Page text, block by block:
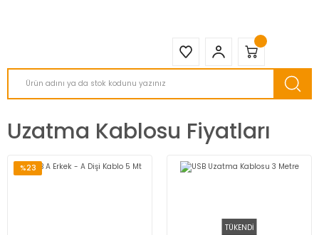
Uzatma Kablosu Fiyatları
%23
TÜKENDİ